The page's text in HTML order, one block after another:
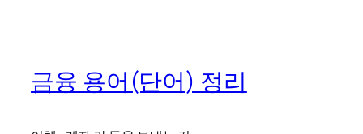
금융 용어(단어) 정리